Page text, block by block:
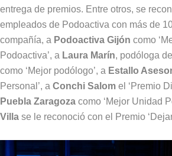
entrega de premios. Entre otros, se
empleados de Podoactiva con más de
compañía, a Podoactiva Gijón como
Podoactiva’, a Laura Marín, podóloga
como ‘Mejor podólogo’, a Estallo
Personal’, a Conchi Salom el ‘Premio
Puebla Zaragoza como ‘Mejor Unidad
Villa se le reconoció con el Premio